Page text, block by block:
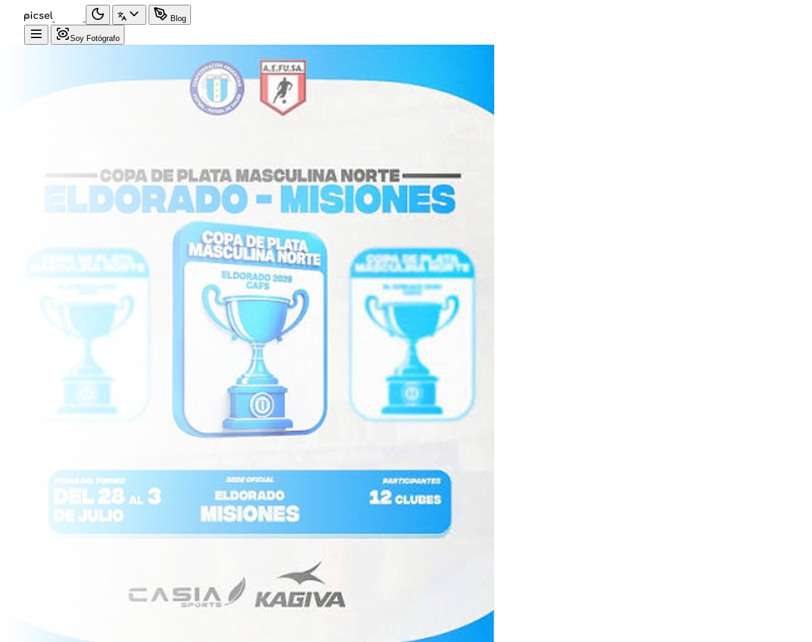
Blog
Soy Fotógrafo